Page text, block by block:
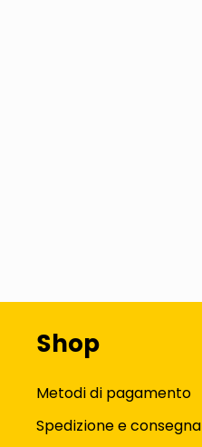
Shop
Metodi di pagamento
Spedizione e consegna